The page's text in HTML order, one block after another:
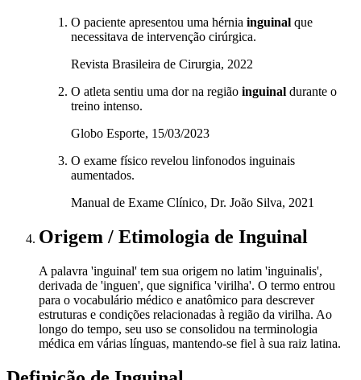
O paciente apresentou uma hérnia inguinal que
necessitava de intervenção cirúrgica.
Revista Brasileira de Cirurgia, 2022
O atleta sentiu uma dor na região inguinal durante o
treino intenso.
Globo Esporte, 15/03/2023
O exame físico revelou linfonodos inguinais
aumentados.
Manual de Exame Clínico, Dr. João Silva, 2021
Origem / Etimologia de Inguinal
A palavra 'inguinal' tem sua origem no latim 'inguinalis',
derivada de 'inguen', que significa 'virilha'. O termo entrou
para o vocabulário médico e anatômico para descrever
estruturas e condições relacionadas à região da virilha. Ao
longo do tempo, seu uso se consolidou na terminologia
médica em várias línguas, mantendo-se fiel à sua raiz latina.